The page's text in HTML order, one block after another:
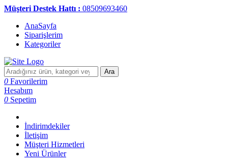
Müşteri Destek Hattı : 08509693460
AnaSayfa
Siparişlerim
Kategoriler
Ara
0 Favorilerim
Hesabım
0 Sepetim
İndirimdekiler
İletişim
Müşteri Hizmetleri
Yeni Ürünler